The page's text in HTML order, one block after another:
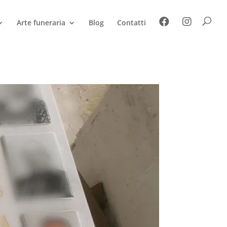
Arte funeraria Blog Contatti